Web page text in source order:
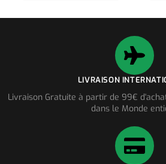
LIVRAISON
Livraison Gratuite à partir de 99€
dans le Monde